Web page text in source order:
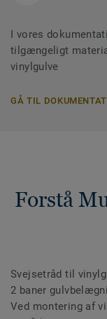
I vores
tilgængeligt
vinylgulve
GÅ TIL
Forstå
Svejsetråd til
2 baner
Ved montering af